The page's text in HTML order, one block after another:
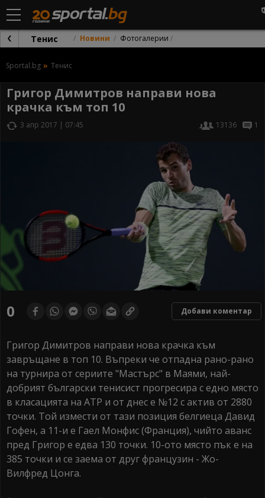
Тенис Новини Фотогалерии
Sportal.bg Тенис
Григор Димитров направи нова
крачка към топ 10
3 апр 2017 | 07:45 13136 1
0 Добави коментар
Григор Димитров направи нова крачка към
завръщане в топ 10. Въпреки че отпадна рано-рано
на турнира от сериите "Мастърс" в Маями, най-
добрият български тенисист прогресира с едно място
в класацията на АТР и от днес е №12 с актив от 2880
точки. Той измести от тази позиция белгиеца Давид
Гофен, а 11-и е Гаел Монфис (Франция), чийто аванс
пред Григор е едва 130 точки. 10-ото място пък е на
385 точки и се заема от друг французин - Жо-
Вилфред Цонга.